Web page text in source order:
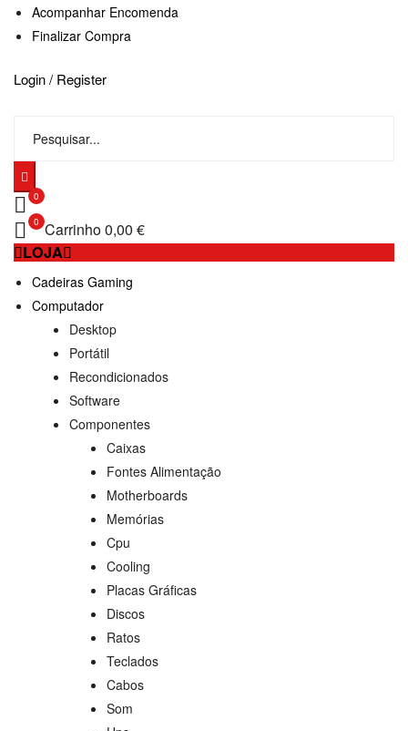
Acompanhar Encomenda
Finalizar Compra
Login / Register
0
0 Carrinho0,00 €
LOJA
Cadeiras Gaming
Computador
Desktop
Portátil
Recondicionados
Software
Componentes
Caixas
Fontes Alimentação
Motherboards
Memórias
Cpu
Cooling
Placas Gráficas
Discos
Ratos
Teclados
Cabos
Som